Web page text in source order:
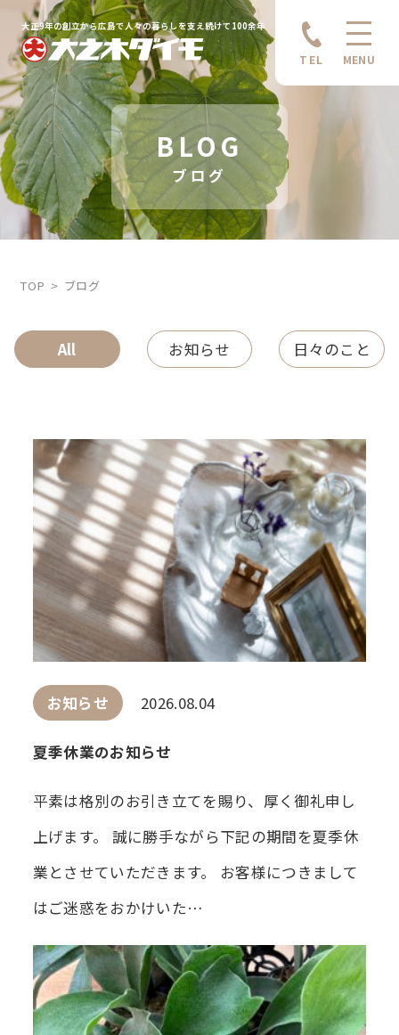
大正9年の創立から広島で人々の暮らしを支え続けて100余年
TEL
BLOG
ブログ
TOP ブログ
All お知らせ 日々のこと
お知らせ 2026.08.04
夏季休業のお知らせ
平素は格別のお引き立てを賜り、厚く御礼申し
上げます。 誠に勝手ながら下記の期間を夏季休
業とさせていただきます。 お客様につきまして
はご迷惑をおかけいた…
MENU